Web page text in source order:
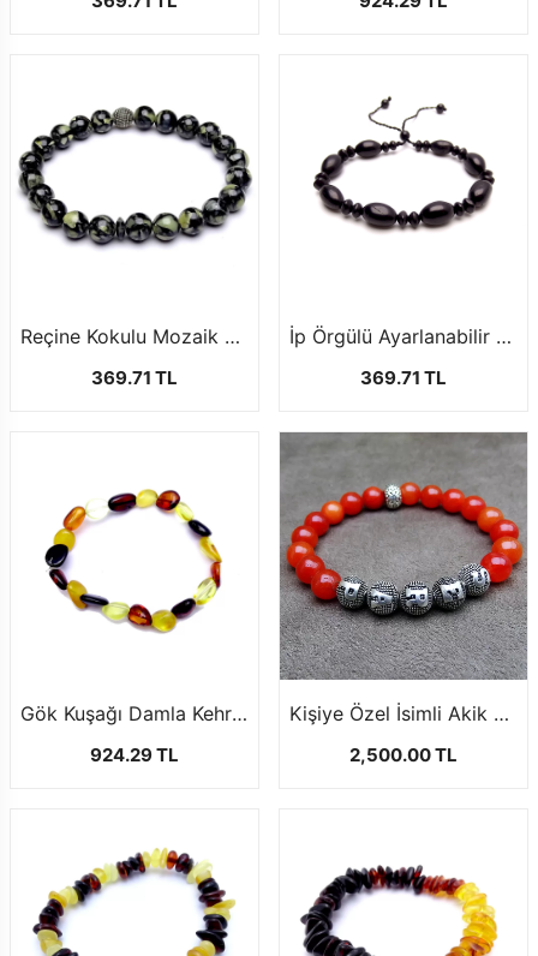
Reçine Kokulu Mozaik Kehribar Bileklik1
369.71 TL
İp Örgülü Ayarlanabilir Siyah Kuka Bileklik
369.71 TL
Gök Kuşağı Damla Kehribar Bileklik
924.29 TL
Kişiye Özel İsimli Akik Taşı Bileklik
2,500.00 TL